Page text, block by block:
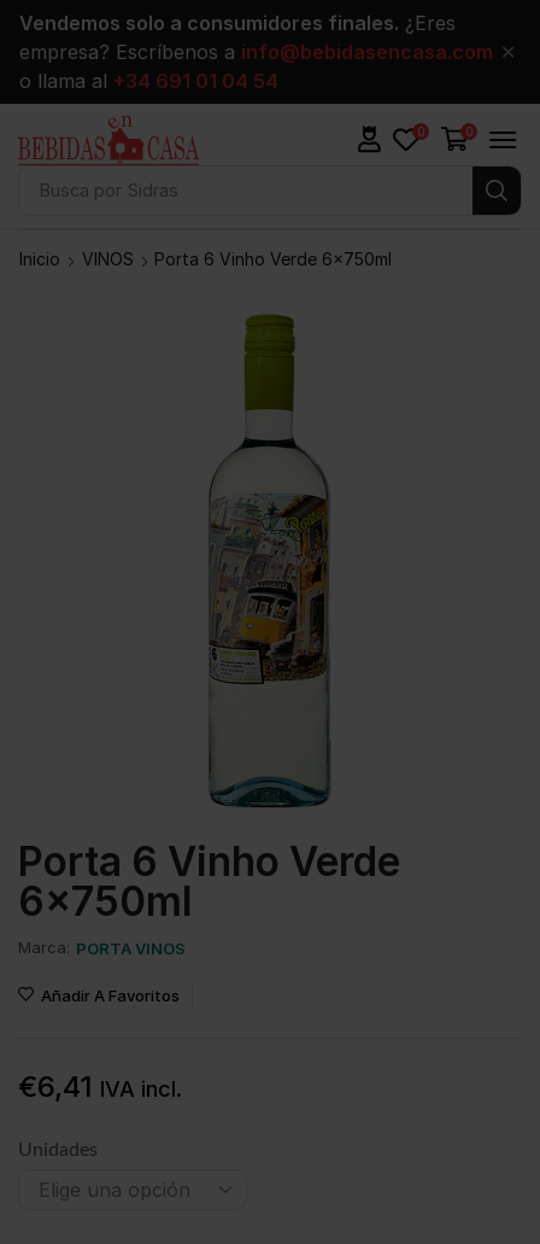
Vendemos solo a consumidores finales. ¿Eres
empresa? Escríbenos a info@bebidasencasa.com
o llama al +34 691 01 04 54
✕
Busca por Sidras
0 0
Inicio VINOS Porta 6 Vinho Verde 6x750ml
Porta 6 Vinho Verde
6x750ml
Marca: PORTA VINOS
Añadir A Favoritos
€6,41 IVA incl.
Unidades